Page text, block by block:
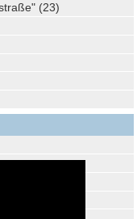
(23)